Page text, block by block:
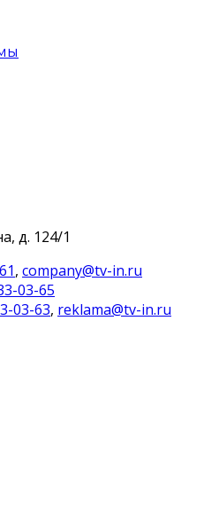
д. 124/1
, company@tv-in.ru
03-65
03-63, reklama@tv-in.ru